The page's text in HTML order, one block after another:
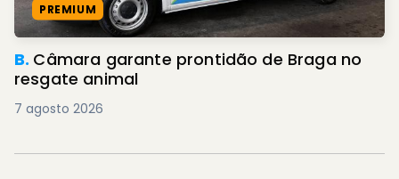
PREMIUM
B. Câmara garante prontidão de Braga no
resgate animal
7 agosto 2026